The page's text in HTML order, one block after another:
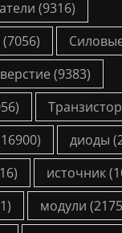
(9316)
(7056)
(9383)
диоды
источник
модули